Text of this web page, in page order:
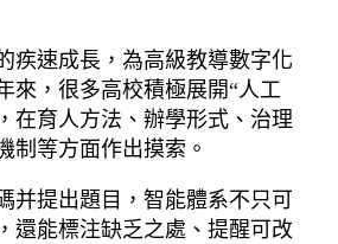
疾速成長，為高級教導數字化
來，很多高校積極展開“人工
在育人方法、辦學形式、治理
制等方面作出摸索。
并提出題目，智能體系不只可
還能標注缺乏之處、提醒可改